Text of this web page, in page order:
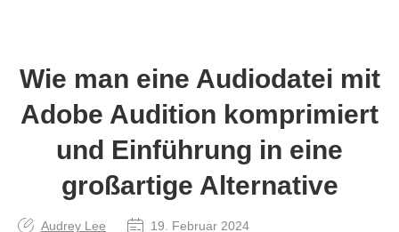
Wie man eine Audiodatei mit
Adobe Audition komprimiert
und Einführung in eine
großartige Alternative
Audrey Lee
19. Februar 2024